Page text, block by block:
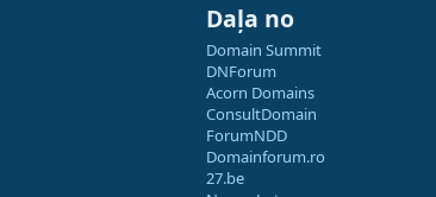
Daļa no
Domain Summit
DNForum
Acorn Domains
ConsultDomain
ForumNDD
Domainforum.ro
27.be